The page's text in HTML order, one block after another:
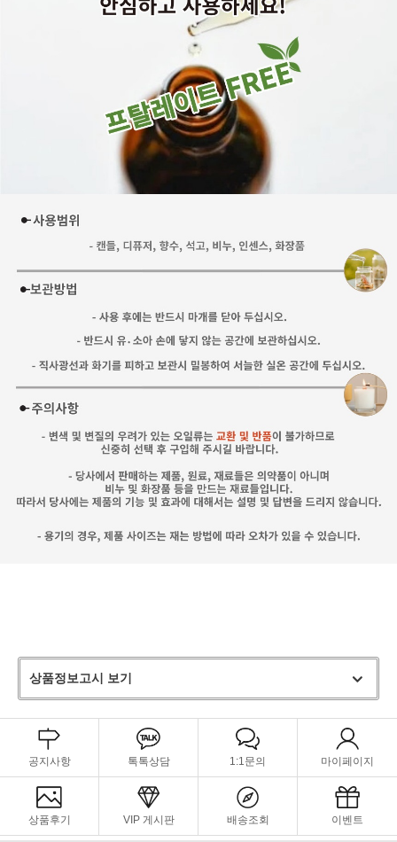
상품정보고시 보기
공지사항 톡톡상담 1:1문의 마이페이지
상품후기 VIP 게시판 배송조회 이벤트